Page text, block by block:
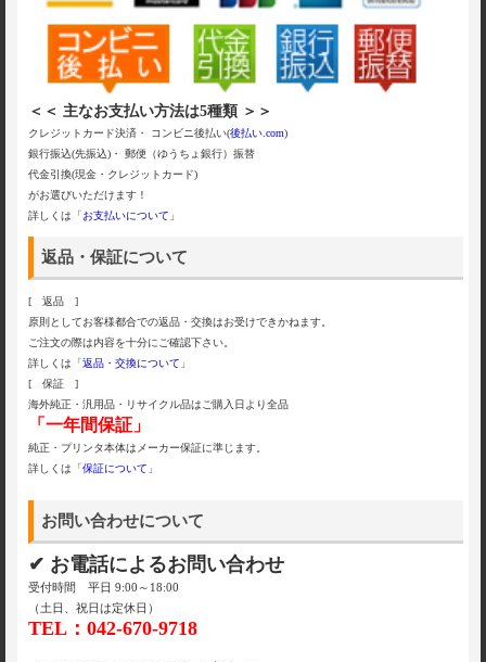
＜＜ 主なお支払い方法は5種類 ＞＞
クレジットカード決済・ コンビニ後払い(後払い.com)
銀行振込(先振込)・ 郵便（ゆうちょ銀行）振替
代金引換(現金・クレジットカード)
がお選びいただけます！
詳しくは「お支払いについて 」
返品・保証について
[ 返品 ]
原則としてお客様都合での返品・交換はお受けできかねます。
ご注文の際は内容を十分にご確認下さい。
詳しくは「返品・交換について 」
[ 保証 ]
海外純正・汎用品・リサイクル品はご購入日より全品
「一年間保証」
純正・プリンタ本体はメーカー保証に準じます。
詳しくは「保証について 」
お問い合わせについて
✔ お電話によるお問い合わせ
受付時間 平日 9:00～18:00
（土日、祝日は定休日）
TEL：042-670-9718